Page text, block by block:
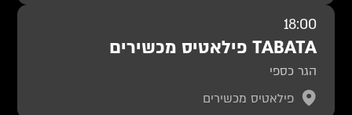
18:00
TABATA פילאטיס מכשירים
הגר כספי
פילאטיס מכשירים